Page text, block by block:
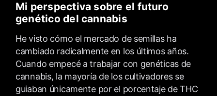
Mi perspectiva sobre el futuro
genético del cannabis
He visto cómo el mercado de semillas ha
cambiado radicalmente en los últimos años.
Cuando empecé a trabajar con genéticas de
cannabis, la mayoría de los cultivadores se
guiaban únicamente por el porcentaje de THC